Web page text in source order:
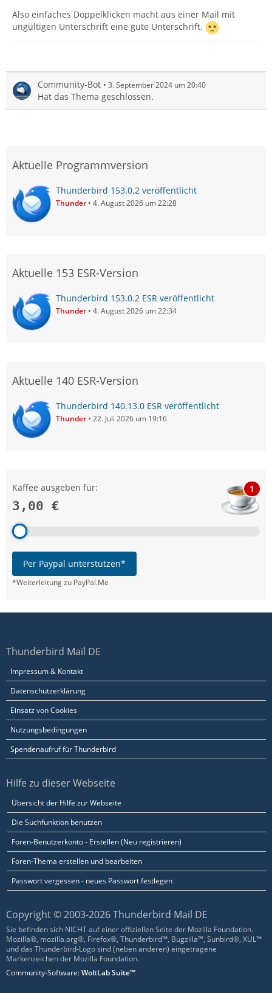
Also einfaches Doppelklicken macht aus einer Mail mit
ungültigen Unterschrift eine gute Unterschrift.
Community-Bot 3. September 2024 um 20:40
Hat das Thema geschlossen.
Aktuelle Programmversion
Thunderbird 153.0.2 veröffentlicht
Thunder 4. August 2026 um 22:28
Aktuelle 153 ESR-Version
Thunderbird 153.0.2 ESR veröffentlicht
Thunder 4. August 2026 um 22:34
Aktuelle 140 ESR-Version
Thunderbird 140.13.0 ESR veröffentlicht
Thunder 22. Juli 2026 um 19:16
Kaffee ausgeben für:
3,00 €
1
Per Paypal unterstützen*
*Weiterleitung zu PayPal.Me
Thunderbird Mail DE
Impressum & Kontakt
Datenschutzerklärung
Einsatz von Cookies
Nutzungsbedingungen
Spendenaufruf für Thunderbird
Hilfe zu dieser Webseite
Übersicht der Hilfe zur Webseite
Die Suchfunktion benutzen
Foren-Benutzerkonto - Erstellen (Neu registrieren)
Foren-Thema erstellen und bearbeiten
Passwort vergessen - neues Passwort festlegen
Copyright © 2003-2026 Thunderbird Mail DE
Sie befinden sich NICHT auf einer offiziellen Seite der Mozilla Foundation.
Mozilla®, mozilla.org®, Firefox®, Thunderbird™, Bugzilla™, Sunbird®, XUL™
und das Thunderbird-Logo sind (neben anderen) eingetragene
Markenzeichen der Mozilla Foundation.
Community-Software:WoltLab Suite™